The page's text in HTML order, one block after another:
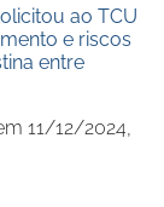
ao TCU
e riscos
entre
11/12/2024,